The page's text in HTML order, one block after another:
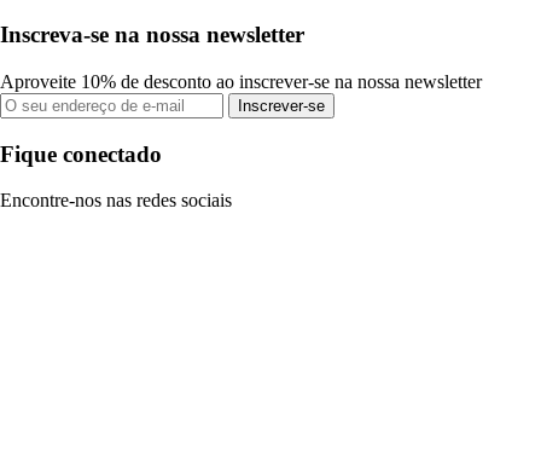
Inscreva-se na nossa newsletter
Aproveite 10% de desconto ao inscrever-se na nossa newsletter
Inscrever-se
Fique conectado
Encontre-nos nas redes sociais